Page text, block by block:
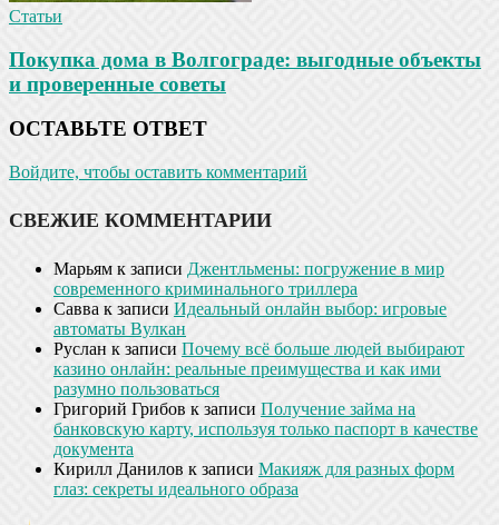
Статьи
Покупка дома в Волгограде: выгодные объекты
и проверенные советы
ОСТАВЬТЕ ОТВЕТ
Войдите, чтобы оставить комментарий
СВЕЖИЕ КОММЕНТАРИИ
Марьям к записи Джентльмены: погружение в мир
современного криминального триллера
Савва к записи Идеальный онлайн выбор: игровые
автоматы Вулкан
Руслан к записи Почему всё больше людей выбирают
казино онлайн: реальные преимущества и как ими
разумно пользоваться
Григорий Грибов к записи Получение займа на
банковскую карту, используя только паспорт в качестве
документа
Кирилл Данилов к записи Макияж для разных форм
глаз: секреты идеального образа